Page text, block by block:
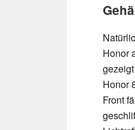
Honor
Honor
Front